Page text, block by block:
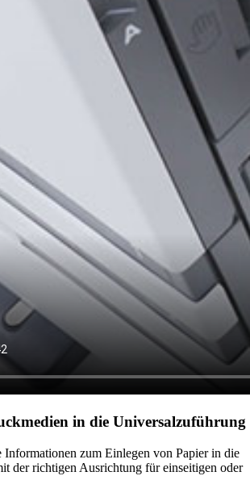
in die Universalzuführung
Informationen zum Einlegen von Papier in die
der richtigen Ausrichtung für einseitigen oder